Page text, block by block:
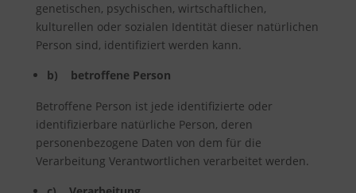
genetischen, psychischen, wirtschaftlichen,
kulturellen oder sozialen Identität dieser natürlichen
Person sind, identifiziert werden kann.
b) betroffene Person
Betroffene Person ist jede identifizierte oder
identifizierbare natürliche Person, deren
personenbezogene Daten von dem für die
Verarbeitung Verantwortlichen verarbeitet werden.